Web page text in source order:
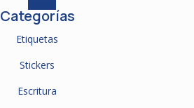
Categorías
Etiquetas
Stickers
Escritura